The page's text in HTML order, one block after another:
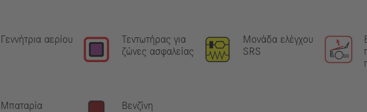
Γεννήτρια αερίου
Τεντωτήρας για
ζώνες ασφαλείας
Μονάδα ελέγχου
SRS
Μπαταρία
Βενζίνη